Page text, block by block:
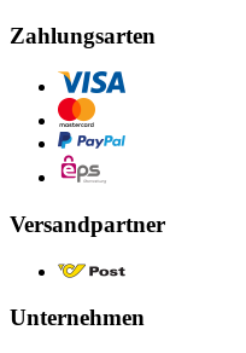
Zahlungsarten
Versandpartner
Unternehmen